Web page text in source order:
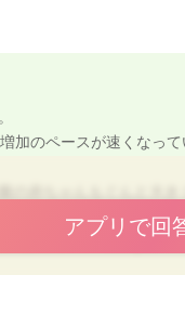
加のペースが速くなって
なるということもありま
間あたり0.3～0.5kgのペ
アプリで回